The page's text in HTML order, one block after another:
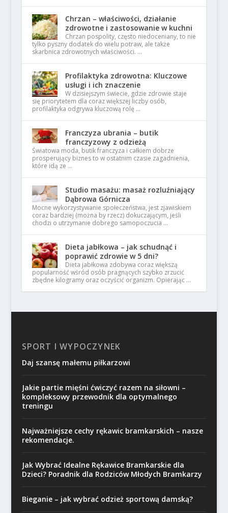
Chrzan – właściwości, działanie
zdrowotne i zastosowanie w kuchni
Chrzan pospolity, często niedoceniany, to nie
tylko pyszny dodatek do wielu potraw, ale także
skarbnica zdrowotnych właściwości. …
Profilaktyka zdrowotna: Kluczowe
usługi i ich znaczenie
W dzisiejszym świecie, gdzie zdrowie staje
się priorytetem dla coraz większej liczby osób,
profilaktyka odgrywa kluczową rolę …
Franczyza ubrania – butik
franczyzowy z odzieżą
Światowa moda, butik franczyza i całkiem dobrze
prosperujący biznes to w ostatnim czasie zagadnienia,
które idą ze …
Studio masażu: masaż rozluźniający
Dąbrowa Górnicza
Mocne wykorzystywanie społeczeństwa, jest zjawiskiem
coraz bardziej (można by rzecz) dokuczającym, jeśli
chodzi o utrzymanie dobrego samopoczucia …
Dieta jabłkowa – jak schudnąć i
poprawić zdrowie w 5 dni?
Dieta jabłkowa zdobywa coraz większą
popularność wśród osób pragnących szybko zrzucić
zbędne kilogramy oraz oczyścić organizm. Opierając …
SPORT I WYPOCZYNEK
Daj szansę małemu piłkarzowi
Jakie partie mięśni ćwiczyć razem na siłowni –
kompleksowy przewodnik dla optymalnego
treningu
Najważniejsze cechy rękawic bramkarskich – nasze
rekomendacje.
Jak Wybrać Idealne Rękawice Bramkarskie dla
Dzieci? Poradnik dla Rodziców Młodych Bramkarzy
Bieganie – jak wybrać odzież sportową damską?